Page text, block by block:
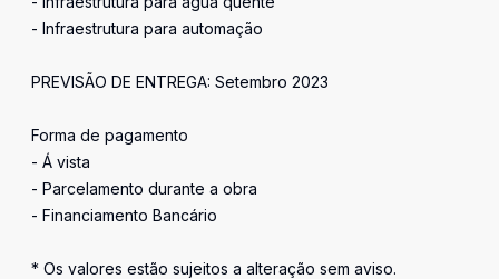
- Infraestrutura para automação
PREVISÃO DE ENTREGA: Setembro 2023
Forma de pagamento
- Á vista
- Parcelamento durante a obra
- Financiamento Bancário
* Os valores estão sujeitos a alteração sem aviso.